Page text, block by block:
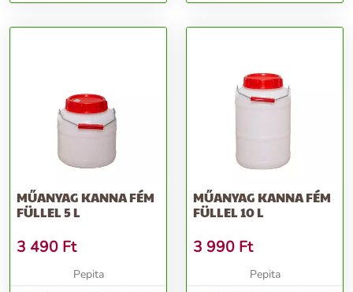
MŰANYAG KANNA FÉM
FÜLLEL 5 L
3 490 Ft
Pepita
MŰANYAG KANNA FÉM
FÜLLEL 10 L
3 990 Ft
Pepita